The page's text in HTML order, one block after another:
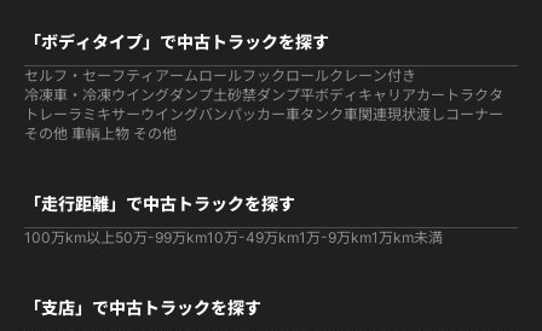
「ボディタイプ」で中古トラックを探す
セルフ・セーフティ アームロールフックロールクレーン付き
冷凍車・冷凍ウイングダンプ土砂禁ダンプ平ボディ キャリアカー トラクタ
トレーラ ミキサーウイングバンパッカー車タンク車関連現状渡しコーナー
その他 車輌上物 その他
「走行距離」で中古トラックを探す
100万km以上50万-99万km10万-49万km1万-9万km1万km未満
「支店」で中古トラックを探す